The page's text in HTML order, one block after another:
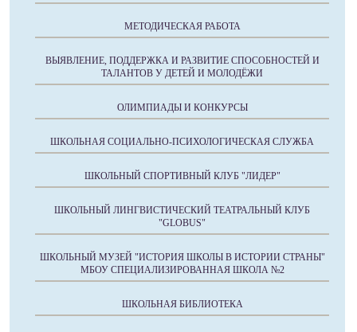
МЕТОДИЧЕСКАЯ РАБОТА
ВЫЯВЛЕНИЕ, ПОДДЕРЖКА И РАЗВИТИЕ СПОСОБНОСТЕЙ И
ТАЛАНТОВ У ДЕТЕЙ И МОЛОДЁЖИ
ОЛИМПИАДЫ И КОНКУРСЫ
ШКОЛЬНАЯ СОЦИАЛЬНО-ПСИХОЛОГИЧЕСКАЯ СЛУЖБА
ШКОЛЬНЫЙ СПОРТИВНЫЙ КЛУБ "ЛИДЕР"
ШКОЛЬНЫЙ ЛИНГВИСТИЧЕСКИЙ ТЕАТРАЛЬНЫЙ КЛУБ
"GLOBUS"
ШКОЛЬНЫЙ МУЗЕЙ "ИСТОРИЯ ШКОЛЫ В ИСТОРИИ СТРАНЫ"
МБОУ СПЕЦИАЛИЗИРОВАННАЯ ШКОЛА №2
ШКОЛЬНАЯ БИБЛИОТЕКА